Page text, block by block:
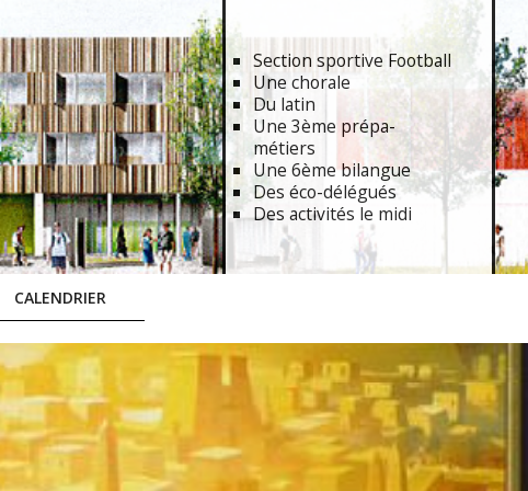
Section sportive Football
Une chorale
Du latin
Une 3ème prépa-
métiers
Une 6ème bilangue
Des éco-délégués
Des activités le midi
CALENDRIER